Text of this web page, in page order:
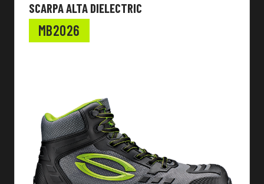
SCARPA ALTA DIELECTRIC
MB2026